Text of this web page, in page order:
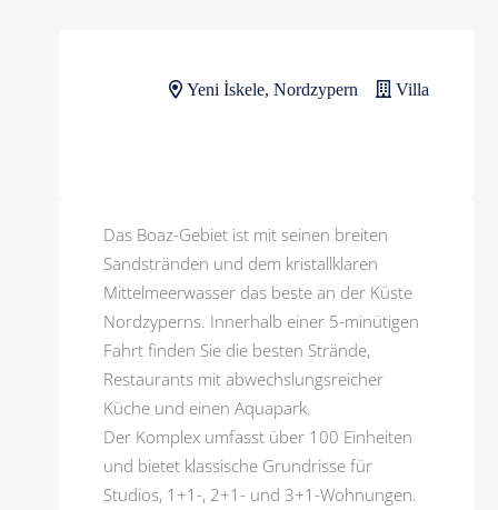
Yeni İskele, Nordzypern Villa
Das Boaz-Gebiet ist mit seinen breiten
Sandstränden und dem kristallklaren
Mittelmeerwasser das beste an der Küste
Nordzyperns. Innerhalb einer 5-minütigen
Fahrt finden Sie die besten Strände,
Restaurants mit abwechslungsreicher
Küche und einen Aquapark.
Der Komplex umfasst über 100 Einheiten
und bietet klassische Grundrisse für
Studios, 1+1-, 2+1- und 3+1-Wohnungen.